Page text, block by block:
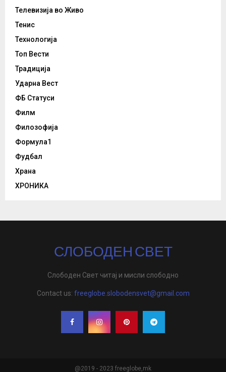
Телевизија во Живо
Тенис
Технологија
Топ Вести
Традиција
Ударна Вест
ФБ Статуси
Филм
Филозофија
Формула1
Фудбал
Храна
ХРОНИКА
СЛОБОДЕН СВЕТ
Слободен Свет читај и мисли слободно
Contact us: freeglobe.slobodensvet@gmail.com
@2019 - 2023 freeglobe,mk